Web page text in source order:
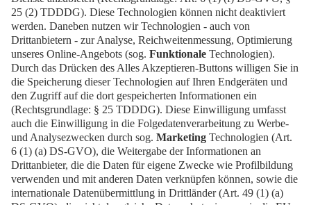
NewsblogKontakt
EN
NewsletterImpressumNewsDownloads FAQ
DatenschutzCookies
Erklärung zur BarrierefreiheitBarrierefrei